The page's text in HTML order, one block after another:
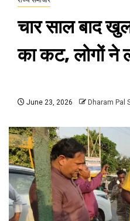
चार साल बाद
का कट, लोगों ने
June 23, 2026 Dharam Pal